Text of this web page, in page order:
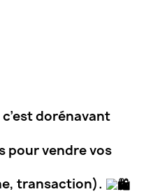
dorénavant
pour vendre vos
transaction).